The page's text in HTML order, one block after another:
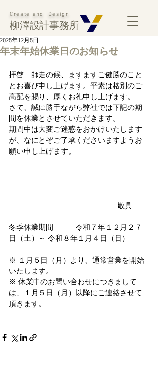
柳澤設計事務所
Create and Design
年末年始休業日のお知らせ
2025年12月5日
拝啓　師走の候、ますますご健勝のこと
とお喜び申し上げます。平素は格別のご
高配を賜り、厚くお礼申し上げます。
さて、誠に勝手ながら弊社では下記の期
間を休業とさせていただきます。
期間中は大変ご迷惑をおかけいたします
が、なにとぞご了承くださいますようお
願い申し上げます。
敬具
冬季休業期間　　　令和７年１２月２７
日（土）～ 令和８年１月４日（日）
※ １月５日（月）より、通常営業を開始
いたします。
※ 休業中のお問い合わせにつきまして
は、１月５日（月）以降にご連絡させて
頂きます。